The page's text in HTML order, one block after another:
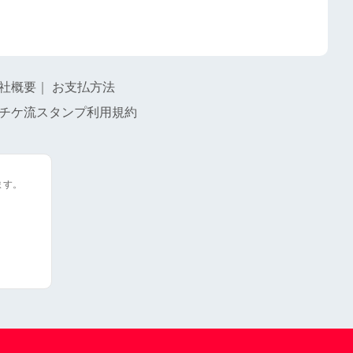
概要
お支払方法
ケ流スタンプ利用規約
。